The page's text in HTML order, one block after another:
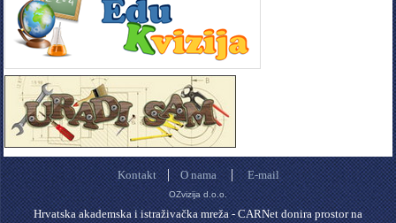
Kontakt|O nama|E-mail
OZvizija d.o.o.
Hrvatska akademska i istraživačka mreža - CARNet donira prostor na